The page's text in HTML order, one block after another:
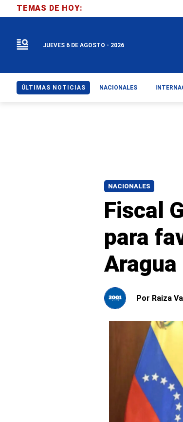
NACIONALES
Fiscal
para
Aragua
Por Raiza
TEMAS DE HOY:
JUEVES 6 DE AGOSTO - 2026
ÚLTIMAS NOTICIAS NACIONALES